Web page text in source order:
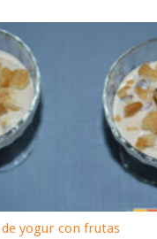
yogur con frutas